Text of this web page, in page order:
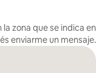
zona que se indica en
enviarme un mensaje.